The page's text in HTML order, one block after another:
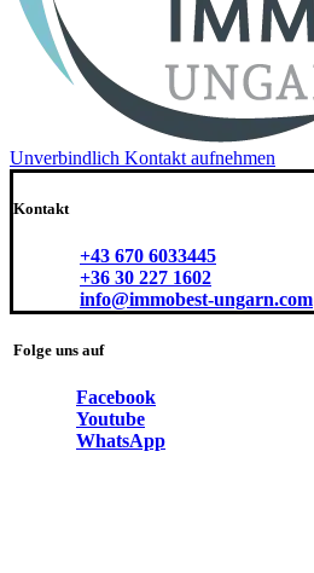
Unverbindlich Kontakt aufnehmen
Kontakt
+43 670 6033445
+36 30 227 1602
info@immobest-ungarn.com
Folge uns auf
Facebook
Youtube
WhatsApp